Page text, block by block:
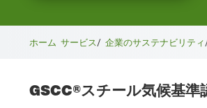
ホーム サービス/ 企業のサステナビリティ
GSCC®スチール気候基準